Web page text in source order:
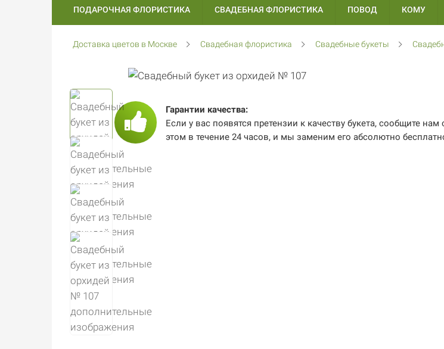
ПОДАРОЧНАЯ ФЛОРИСТИКА СВАДЕБНАЯ ФЛОРИСТИКА ПОВОД КОМУ
Доставка цветов в Москве Свадебная флористика Свадебные букеты
Гарантии качества:
Если у вас появятся претензии к качеству букета, сообщите нам
этом в течение 24 часов, и мы заменим его абсолютно